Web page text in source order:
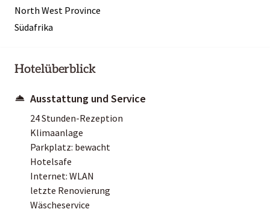
North West Province
Südafrika
Hotelüberblick
Ausstattung und Service
24 Stunden-Rezeption
Klimaanlage
Parkplatz: bewacht
Hotelsafe
Internet: WLAN
letzte Renovierung
Wäscheservice